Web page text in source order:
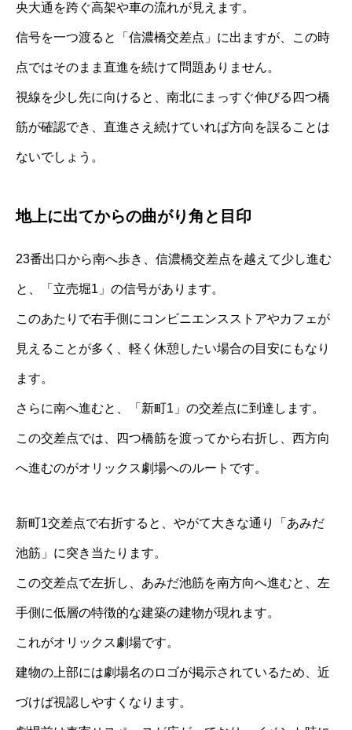
央大通を跨ぐ高架や車の流れが見えます。
信号を一つ渡ると「信濃橋交差点」に出ますが、この時
点ではそのまま直進を続けて問題ありません。
視線を少し先に向けると、南北にまっすぐ伸びる四つ橋
筋が確認でき、直進さえ続けていれば方向を誤ることは
ないでしょう。
地上に出てからの曲がり角と目印
23番出口から南へ歩き、信濃橋交差点を越えて少し進む
と、「立売堀1」の信号があります。
このあたりで右手側にコンビニエンスストアやカフェが
見えることが多く、軽く休憩したい場合の目安にもなり
ます。
さらに南へ進むと、「新町1」の交差点に到達します。
この交差点では、四つ橋筋を渡ってから右折し、西方向
へ進むのがオリックス劇場へのルートです。
新町1交差点で右折すると、やがて大きな通り「あみだ
池筋」に突き当たります。
この交差点で左折し、あみだ池筋を南方向へ進むと、左
手側に低層の特徴的な建築の建物が現れます。
これがオリックス劇場です。
建物の上部には劇場名のロゴが掲示されているため、近
づけば視認しやすくなります。